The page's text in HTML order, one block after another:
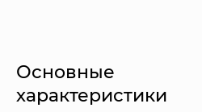
Основные
характеристики